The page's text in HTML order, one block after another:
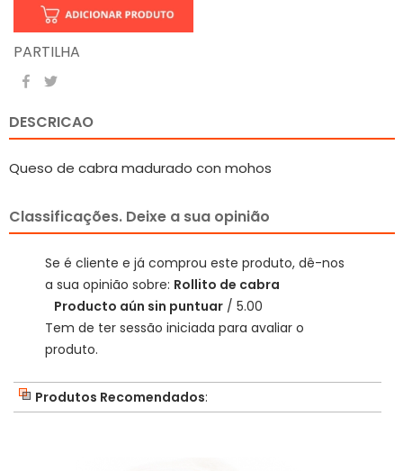
PARTILHA
DESCRICAO
Queso de cabra madurado con mohos
Classificações. Deixe a sua opinião
Se é cliente e já comprou este produto, dê-nos
a sua opinião sobre: Rollito de cabra
Producto aún sin puntuar / 5.00
Tem de ter sessão iniciada para avaliar o
produto.
Produtos Recomendados: